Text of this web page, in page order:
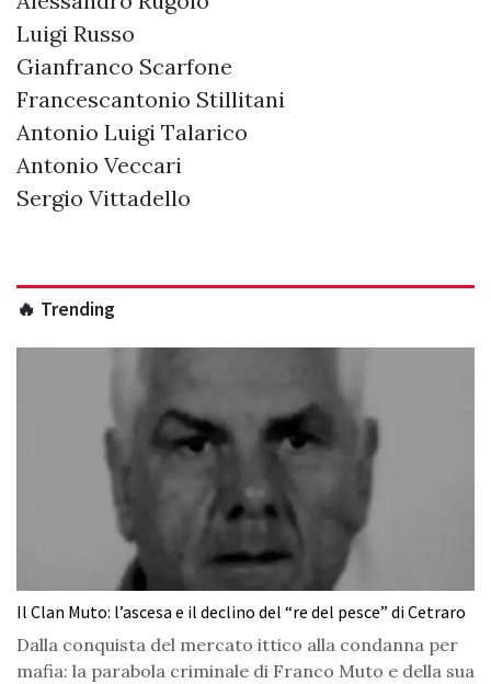
Luigi Russo
Gianfranco Scarfone
Francescantonio Stillitani
Antonio Luigi Talarico
Antonio Veccari
Sergio Vittadello
🔥 Trending
Il Clan Muto: l’ascesa e il declino del “re del pesce” di Cetraro
Dalla conquista del mercato ittico alla condanna per
mafia: la parabola criminale di Franco Muto e della sua